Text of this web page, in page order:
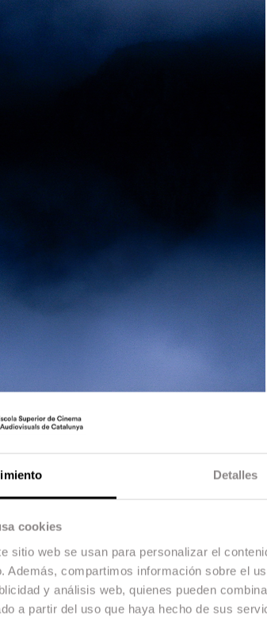
Detalles
cookies
sitio web se usan para personalizar el
Además, compartimos información sobre el
y análisis web, quienes pueden
a partir del uso que haya hecho de sus
la lluita entre el llop i l’home. Caçadors i